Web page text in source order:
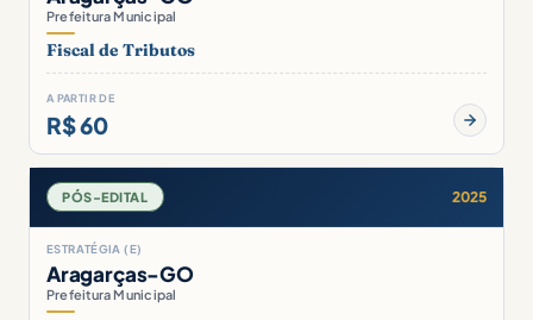
Prefeitura Municipal
Fiscal de Tributos
A PARTIR DE
R$ 60
PÓS-EDITAL 2025
ESTRATÉGIA (E)
Aragarças-GO
Prefeitura Municipal